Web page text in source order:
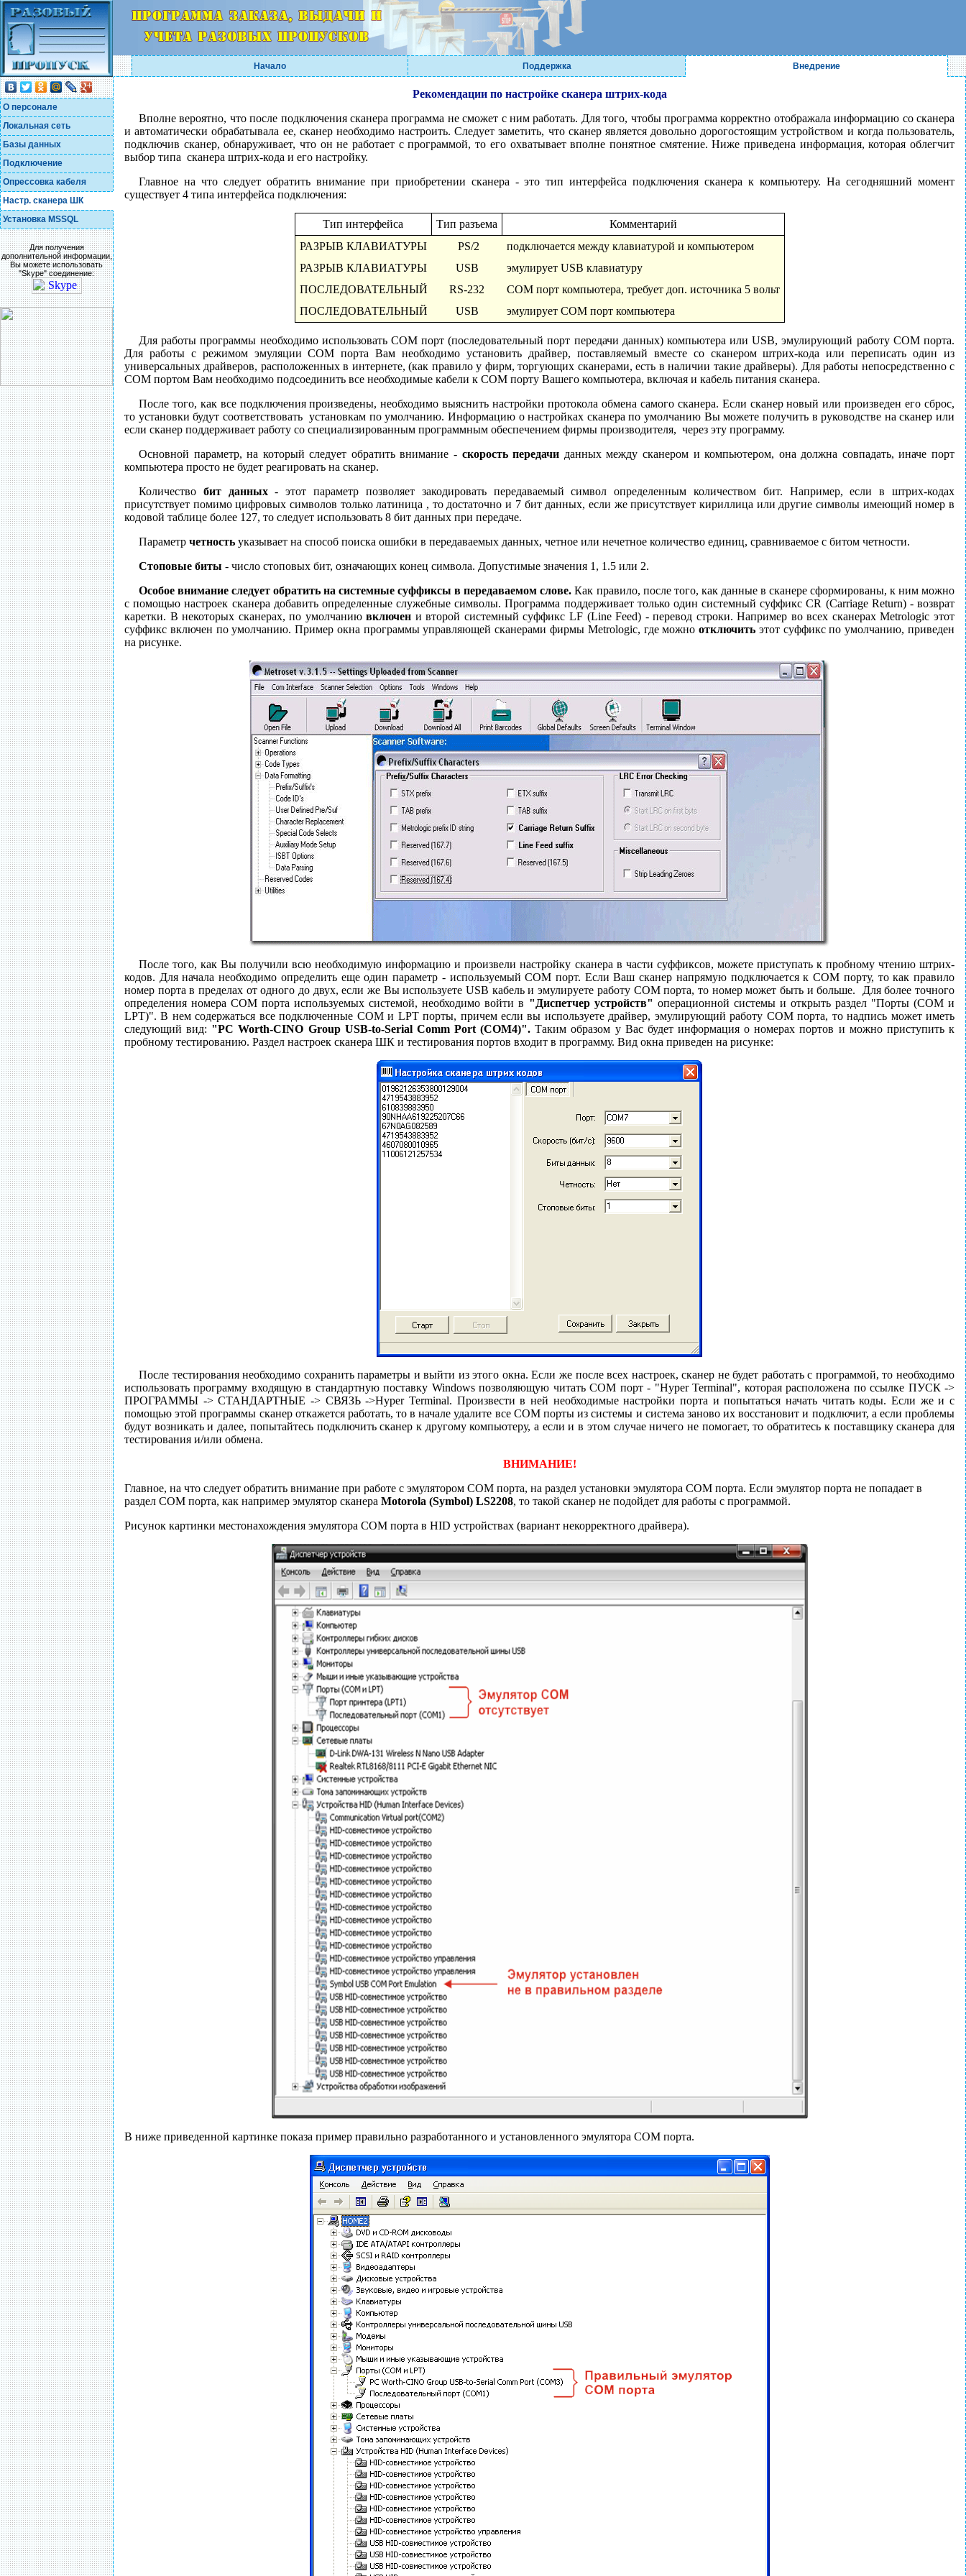
Начало Поддержка Внедрение
О персонале
Локальная сеть
Базы данных
Подключение
Опрессовка кабеля
Настр. сканера ШК
Установка MSSQL
Для получения
дополнительной информации,
Вы можете использовать
"Skype" соединение:
Рекомендации по настройке сканера штрих-кода
Вполне вероятно, что после подключения сканера программа не сможет с ним работать. Для того, чтобы программа корректно отображала информацию со сканера
и автоматически обрабатывала ее, сканер необходимо настроить. Следует заметить, что сканер является довольно дорогостоящим устройством и когда пользователь,
подключив сканер, обнаруживает, что он не работает с программой, то его охватывает вполне понятное смятение. Ниже приведена информация, которая облегчит
выбор типа сканера штрих-кода и его настройку.
Главное на что следует обратить внимание при приобретении сканера - это тип интерфейса подключения сканера к компьютеру. На сегодняшний момент
существует 4 типа интерфейса подключения:
Тип интерфейса Тип разъема
Комментарий
РАЗРЫВ КЛАВИАТУРЫ
PS/2
подключается между клавиатурой и компьютером
РАЗРЫВ КЛАВИАТУРЫ
USB
эмулирует USB клавиатуру
ПОСЛЕДОВАТЕЛЬНЫЙ
RS-232
COM порт компьютера, требует доп. источника 5 вольт
ПОСЛЕДОВАТЕЛЬНЫЙ
USB эмулирует COM порт компьютера
Для работы программы необходимо использовать COM порт (последовательный порт передачи данных) компьютера или USB, эмулирующий работу COM порта.
Для работы с режимом эмуляции COM порта Вам необходимо установить драйвер, поставляемый вместе со сканером штрих-кода или переписать один из
универсальных драйверов, расположенных в интернете, (как правило у фирм, торгующих сканерами, есть в наличии такие драйверы). Для работы непосредственно с
COM портом Вам необходимо подсоединить все необходимые кабели к COM порту Вашего компьютера, включая и кабель питания сканера.
После того, как все подключения произведены, необходимо выяснить настройки протокола обмена самого сканера. Если сканер новый или произведен его сброс,
то установки будут соответствовать установкам по умолчанию. Информацию о настройках сканера по умолчанию Вы можете получить в руководстве на сканер или
если сканер поддерживает работу со специализированным программным обеспечением фирмы производителя, через эту программу.
Основной параметр, на который следует обратить внимание - скорость передачи данных между сканером и компьютером, она должна совпадать, иначе порт
компьютера просто не будет реагировать на сканер.
Количество бит данных- этот параметр позволяет закодировать передаваемый символ определенным количеством бит. Например, если в штрих-кодах
присутствует помимо цифровых символов только латиница , то достаточно и 7 бит данных, если же присутствует кириллица или другие символы имеющий номер в
кодовой таблице более 127, то следует использовать 8 бит данных при передаче.
Параметр четность указывает на способ поиска ошибки в передаваемых данных, четное или нечетное количество единиц, сравниваемое с битом четности.
Стоповые биты - число стоповых бит, означающих конец символа. Допустимые значения 1, 1.5 или 2.
Особое внимание следует обратить на системные суффиксы в передаваемом слове. Как правило, после того, как данные в сканере сформированы, к ним можно
с помощью настроек сканера добавить определенные служебные символы. Программа поддерживает только один системный суффикс CR (Carriage Return) - возврат
каретки. В некоторых сканерах, по умолчаниювключен и второй системный суффикс LF (Line Feed) - перевод строки. Например во всех сканерах Metrologic этот
суффикс включен по умолчанию. Пример окна программы управляющей сканерами фирмы Metrologic, где можноотключить этот суффикс по умолчанию, приведен
на рисунке.
После того, как Вы получили всю необходимую информацию и произвели настройку сканера в части суффиксов, можете приступать к пробному чтению штрих-
кодов. Для начала необходимо определить еще один параметр - используемый СОМ порт. Если Ваш сканер напрямую подключается к СОМ порту, то как правило
номер порта в пределах от одного до двух, если же Вы используете USB кабель и эмулируете работу СОМ порта, то номер может быть и больше. Для более точного
определения номера СОМ порта используемых системой, необходимо войти в "Диспетчер устройств" операционной системы и открыть раздел "Порты (COM и
LPT)". В нем содержаться все подключенные COM и LPT порты, причем если вы используете драйвер, эмулирующий работу СОМ порта, то надпись может иметь
следующий вид: "PC Worth-CINO Group USB-to-Serial Comm Port (COM4)". Таким образом у Вас будет информация о номерах портов и можно приступить к
пробному тестированию. Раздел настроек сканера ШК и тестирования портов входит в программу. Вид окна приведен на рисунке:
После тестирования необходимо сохранить параметры и выйти из этого окна. Если же после всех настроек, сканер не будет работать с программой, то необходимо
использовать программу входящую в стандартную поставку Windows позволяющую читать СОМ порт - "Hyper Terminal", которая расположена по ссылке ПУСК ->
ПРОГРАММЫ -> СТАНДАРТНЫЕ -> СВЯЗЬ ->Hyper Terminal. Произвести в ней необходимые настройки порта и попытаться начать читать коды. Если же и с
помощью этой программы сканер откажется работать, то в начале удалите все СОМ порты из системы и система заново их восстановит и подключит, а если проблемы
будут возникать и далее, попытайтесь подключить сканер к другому компьютеру, а если и в этом случае ничего не помогает, то обратитесь к поставщику сканера для
тестирования и/или обмена.
ВНИМАНИЕ!
Главное, на что следует обратить внимание при работе с эмулятором COM порта, на раздел установки эмулятора COM порта. Если эмулятор порта не попадает в
раздел COM порта, как например эмулятор сканера Motorola (Symbol) LS2208, то такой сканер не подойдет для работы с программой.
Рисунок картинки местонахождения эмулятора COM порта в HID устройствах (вариант некорректного драйвера).
В ниже приведенной картинке показа пример правильно разработанного и установленного эмулятора COM порта.